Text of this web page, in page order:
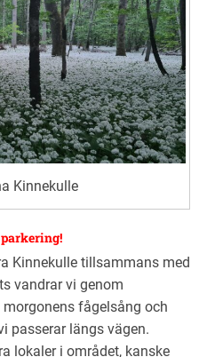
Kinnekulle
Kinnekulle tillsammans med
vandrar vi genom
fågelsång och
passerar längs vägen.
lokaler i området, kanske